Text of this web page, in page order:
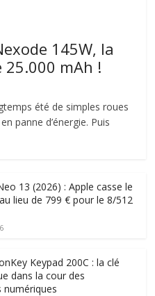
145W, la
mAh !
été de simples roues
panne d’énergie. Puis
13 (2026) : Apple casse le
lieu de 799 € pour le 8/512
Keypad 200C : la clé
dans la cour des
numériques